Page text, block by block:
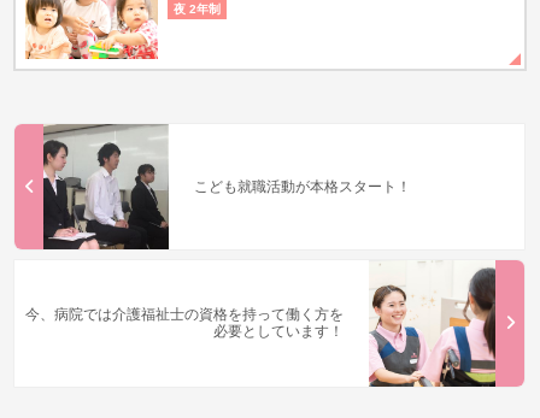
夜 2年制
こども就職活動が本格スタート！
今、病院では介護福祉士の資格を持って働く方を
必要としています！